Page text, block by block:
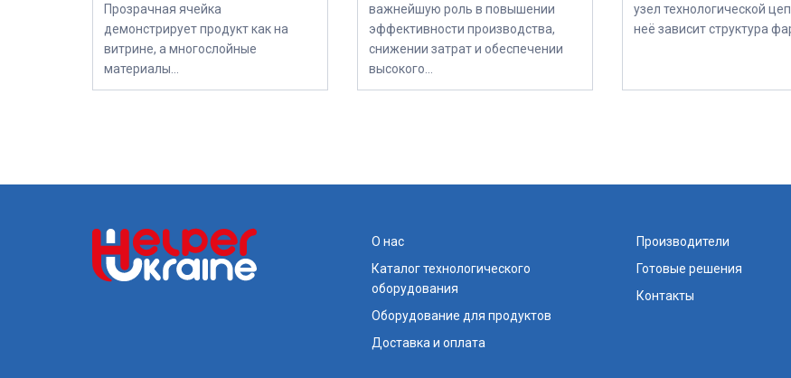
Прозрачная ячейка
демонстрирует продукт как на
витрине, а многослойные
материалы…
важнейшую роль в повышении
эффективности производства,
снижении затрат и обеспечении
высокого…
узел технологической
неё зависит структура
О нас
Каталог технологического
оборудования
Оборудование для продуктов
Доставка и оплата
Производители
Готовые решения
Контакты